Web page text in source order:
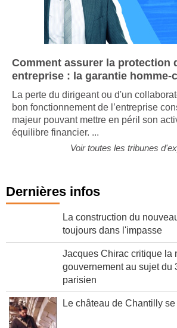
Comment assurer la protection
entreprise : la garantie homme-
La perte du dirigeant ou d'un
bon fonctionnement de l’entreprise
majeur pouvant mettre en péril son
Dernières infos
La construction du
Jacques Chirac critique la
gouvernement au sujet du